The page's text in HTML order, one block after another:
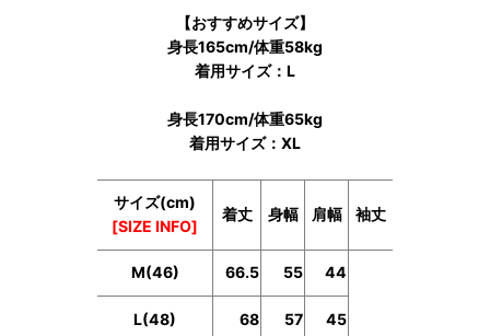
【おすすめサイズ】
身長165cm/体重58kg
着用サイズ：L
身長170cm/体重65kg
着用サイズ：XL
サイズ(cm)
[SIZE INFO]
着丈 身幅 肩幅 袖丈
M(46) 66.5 55 44
L(48) 68 57 45